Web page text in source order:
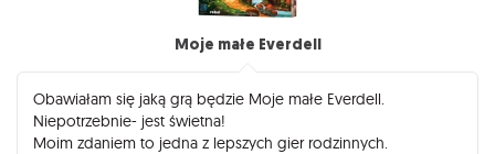
Moje małe Everdell
Obawiałam się jaką grą będzie Moje małe Everdell.
Niepotrzebnie- jest świetna!
Moim zdaniem to jedna z lepszych gier rodzinnych.